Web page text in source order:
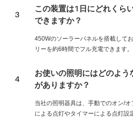
3
この装置は1日にどれくら
できますか？
450Wのソーラーパネルを搭載して
リーを約6時間でフル充電できます。
4
お使いの照明にはどのよう
がありますか？
当社の照明器具は、手動でのオン/
による点灯やタイマーによる点灯設